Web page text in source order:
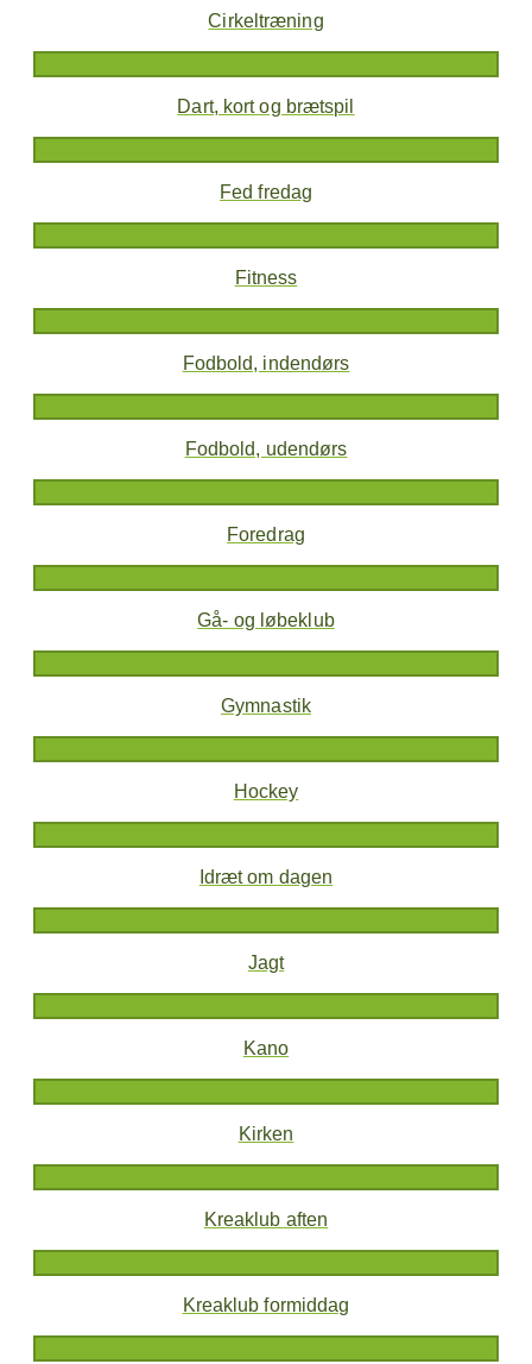
Cirkeltræning
Dart, kort og brætspil
Fed fredag
Fitness
Fodbold, indendørs
Fodbold, udendørs
Foredrag
Gå- og løbeklub
Gymnastik
Hockey
Idræt om dagen
Jagt
Kano
Kirken
Kreaklub aften
Kreaklub formiddag